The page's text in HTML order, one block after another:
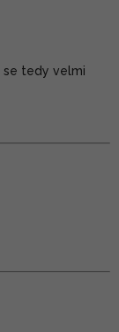
se tedy velmi